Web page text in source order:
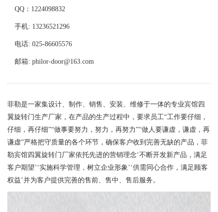
QQ：1224098832
手机: 13236521296
电话: 025-86605576
邮箱: philor-door@163.com
菲勒是一家集设计、制作、销售、安装、维修于一体的专业宾馆四
翼旋转门生产厂家，在产品的生产过程中，要求员工“工作要仔细，
仔细，再仔细”“做事要努力，努力，再努力”“做人要谦虚，谦虚，再
谦虚”严格把守质量的各个环节，确保客户收到完善无缺的产品，菲
勒宾馆四翼旋转门厂家依托先进的营销理念‘不断开发新产品，满足
客户期望’‘实施科学管理，树立企业形象’‘供需同心合作，满足顾客
权益’并为客户提供完善的售前、售中、售后服务。